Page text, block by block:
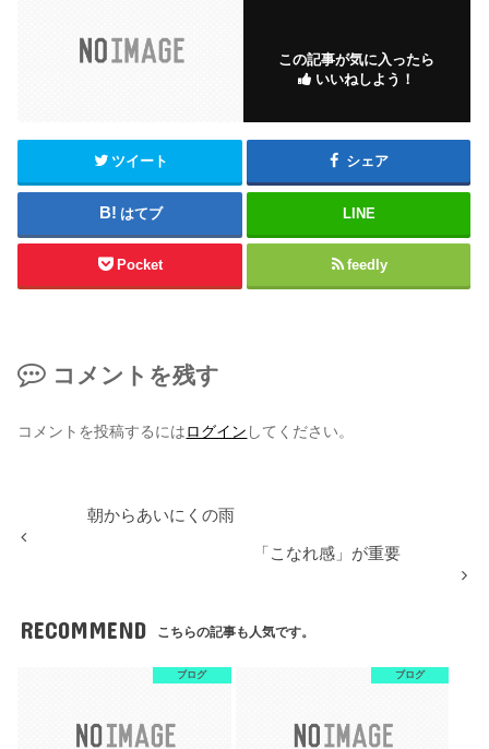
この記事が気に入ったら
いいねしよう！
ツイート シェア
はてブ LINE
Pocket feedly
コメントを残す
コメントを投稿するにはログイン してください。
朝からあいにくの雨
「こなれ感」が重要
RECOMMEND こちらの記事も人気です。
ブログ ブログ